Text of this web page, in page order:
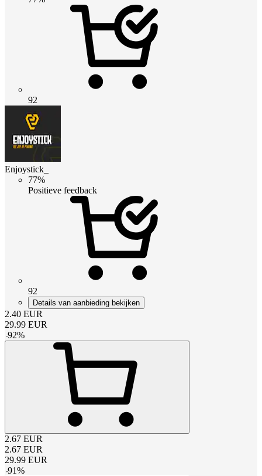
92
Enjoystick_
77%
Positieve feedback
92
Details van aanbieding bekijken
2.40 EUR
29.99 EUR
-92%
2.67 EUR
2.67 EUR
29.99 EUR
-91%